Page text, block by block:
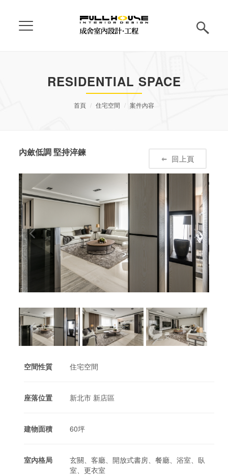
RESIDENTIAL SPACE
首頁 住宅空間 案件內容
內斂低調 堅持淬鍊
回上頁
空間性質 住宅空間
座落位置 新北市 新店區
建物面積 60坪
室內格局
玄關、客廳、開放式書房、餐廳、浴室、臥
室、更衣室